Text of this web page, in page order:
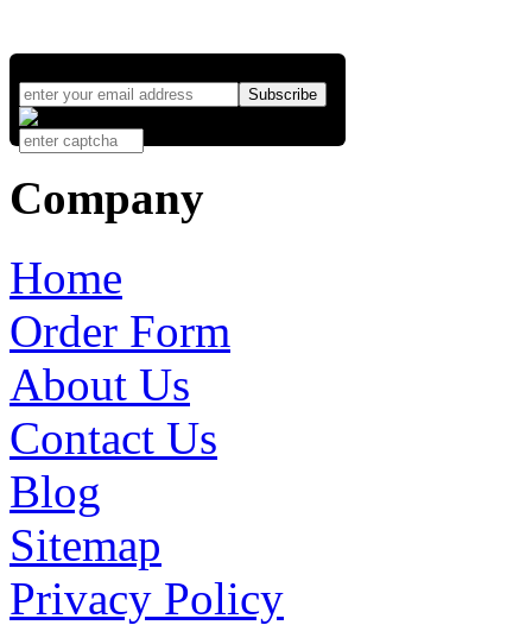
Company
Home
Order Form
About Us
Contact Us
Blog
Sitemap
Privacy Policy